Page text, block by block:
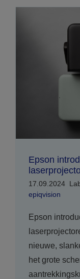
Epson
17.09.2024
epiqvision
Epson
nieuwe,
het grote